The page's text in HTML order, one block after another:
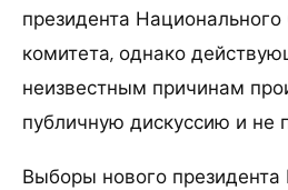
президента
комитета, однако
неизвестным причинам
публичную дискуссию и не
Выборы нового